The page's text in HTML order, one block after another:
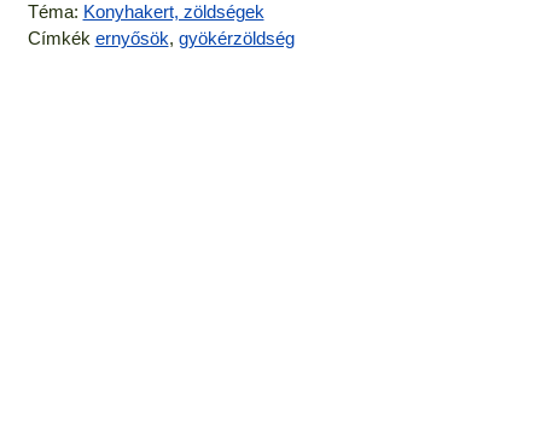
Téma: Konyhakert, zöldségek
Címkék ernyősök, gyökérzöldség